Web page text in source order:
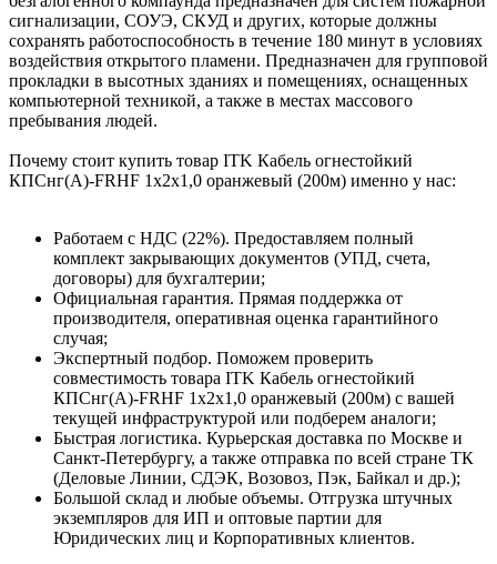
сигнализации, СОУЭ, СКУД и других, которые должны
сохранять работоспособность в течение 180 минут в условиях
воздействия открытого пламени. Предназначен для групповой
прокладки в высотных зданиях и помещениях, оснащенных
компьютерной техникой, а также в местах массового
пребывания людей.
Почему стоит купить товар ITK Кабель огнестойкий
КПСнг(А)-FRHF 1х2х1,0 оранжевый (200м) именно у нас:
Работаем с НДС (22%). Предоставляем полный
комплект закрывающих документов (УПД, счета,
договоры) для бухгалтерии;
Официальная гарантия. Прямая поддержка от
производителя, оперативная оценка гарантийного
случая;
Экспертный подбор. Поможем проверить
совместимость товара ITK Кабель огнестойкий
КПСнг(А)-FRHF 1х2х1,0 оранжевый (200м) с вашей
текущей инфраструктурой или подберем аналоги;
Быстрая логистика. Курьерская доставка по Москве и
Санкт-Петербургу, а также отправка по всей стране ТК
(Деловые Линии, СДЭК, Возовоз, Пэк, Байкал и др.);
Большой склад и любые объемы. Отгрузка штучных
экземпляров для ИП и оптовые партии для
Юридических лиц и Корпоративных клиентов.